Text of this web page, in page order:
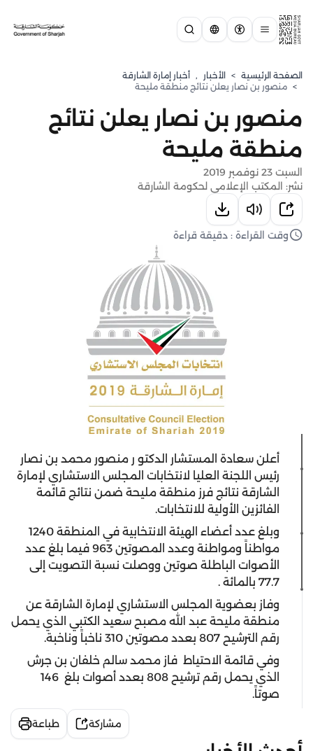
الصفحة الرئيسية > الأخبار , أخبار إمارة الشارقة
> منصور بن نصار يعلن نتائج منطقة مليحة
منصور بن نصار يعلن نتائج
منطقة مليحة
السبت 23 نوفمبر 2019
نشر: المكتب الإعلامي لحكومة الشارقة
وقت القراءة : دقيقة قراءة
أعلن سعادة المستشار الدكتو ر منصور محمد بن نصار
رئيس اللجنة العليا لانتخابات المجلس الاستشاري لإمارة
الشارقة نتائج فرز منطقة مليحة ضمن نتائج قائمة
الفائزين الأولية للانتخابات.
وبلغ عدد أعضاء الهيئة الانتخابية في المنطقة 1240
مواطناً ومواطنة وعدد المصوتين 963 فيما بلغ عدد
الأصوات الباطلة صوتين ووصلت نسبة التصويت إلى
77.7 بالمائة .
وفاز بعضوية المجلس الاستشاري لإمارة الشارقة عن
منطقة مليحة عبد الله مصبح سعيد الكتبي الذي يحمل
رقم الترشيح 807 بعدد مصوتين 310 ناخباً وناخبة.
وفي قائمة الاحتياط فاز محمد سالم خلفان بن جرش
صوتاً.
مشاركة طباعة